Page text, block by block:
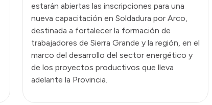
estarán abiertas las inscripciones para una
nueva capacitación en Soldadura por Arco,
destinada a fortalecer la formación de
trabajadores de Sierra Grande y la región, en el
marco del desarrollo del sector energético y
de los proyectos productivos que lleva
adelante la Provincia.